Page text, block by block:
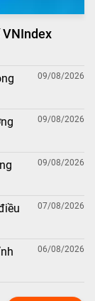
VNIndex
09/08/2026
09/08/2026
09/08/2026
07/08/2026
06/08/2026